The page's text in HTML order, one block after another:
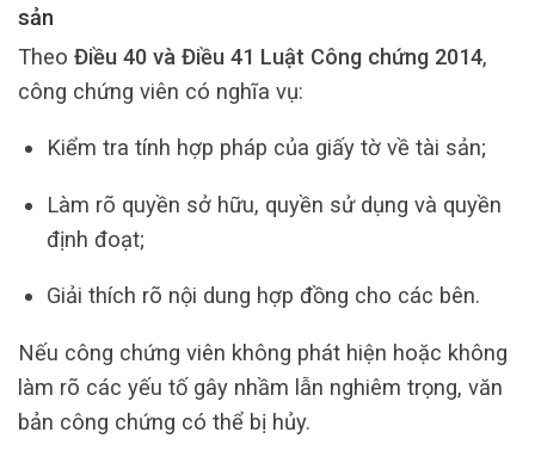
sản
Theo Điều 40 và Điều 41 Luật Công chứng 2014,
công chứng viên có nghĩa vụ:
Kiểm tra tính hợp pháp của giấy tờ về tài sản;
Làm rõ quyền sở hữu, quyền sử dụng và quyền
định đoạt;
Giải thích rõ nội dung hợp đồng cho các bên.
Nếu công chứng viên không phát hiện hoặc không
làm rõ các yếu tố gây nhầm lẫn nghiêm trọng, văn
bản công chứng có thể bị hủy.